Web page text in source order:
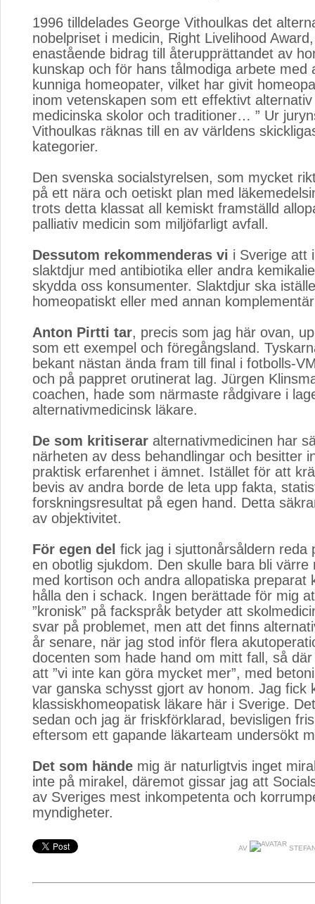
1996 tilldelades George Vithoulkas det
nobelpriset i medicin, Right Livelihood
enastående bidrag till återupprättandet av
kunskap och för hans tålmodiga arbete med
kunniga homeopater, vilket har givit
inom vetenskapen som ett effektivt
medicinska skolor och traditioner… ” Ur
Vithoulkas räknas till en av världens
kategorier.
Den svenska socialstyrelsen, som mycket
på ett nära och oetiskt plan med
trots detta klassat all kemiskt framställd
palliativ medicin som miljöfarligt avfall.
Dessutom rekommenderas vi i Sverige att
slaktdjur med antibiotika eller andra
skydda oss konsumenter. Slaktdjur ska
homeopatiskt eller med annan
Anton Pirtti tar, precis som jag här ovan,
som ett exempel och föregångsland.
bekant nästan ända fram till final i fotbolls-
och på pappret orutinerat lag. Jürgen
coachen, hade som närmaste rådgivare i
alternativmedicinsk läkare.
De som kritiserar alternativmedicinen har
närheten av dess behandlingar och besitter
praktisk erfarenhet i ämnet. Istället för att
bevis av andra borde de leta upp fakta,
forskningsresultat på egen hand. Detta
av objektivitet.
För egen del fick jag i sjuttonårsåldern reda
en obotlig sjukdom. Den skulle bara bli värre
med kortison och andra allopatiska preparat
hålla den i schack. Ingen berättade för mig
”kronisk” på fackspråk betyder att
svar på problemet, men att det finns
år senare, när jag stod inför flera
docenten som hade hand om mitt fall, så
att ”vi inte kan göra mycket mer”, med
var ganska schysst gjort av honom. Jag fick
klassiskhomeopatisk läkare här i Sverige.
sedan och jag är friskförklarad, bevisligen
eftersom ett gapande läkarteam undersökt
Det som hände mig är naturligtvis inget
inte på mirakel, däremot gissar jag att
av Sveriges mest inkompetenta och
myndigheter.
AV